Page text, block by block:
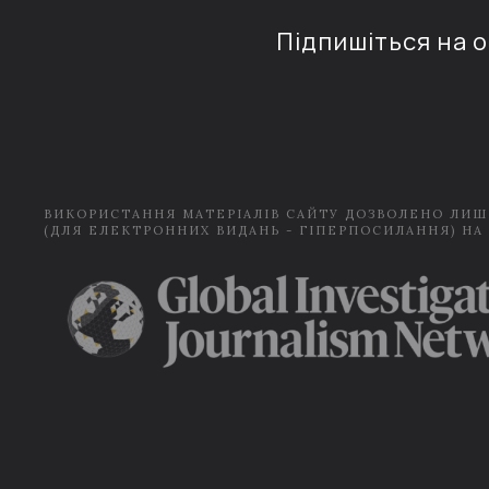
Підпишіться на
ВИКОРИСТАННЯ МАТЕРІАЛІВ САЙТУ ДОЗВОЛЕНО
(ДЛЯ ЕЛЕКТРОННИХ ВИДАНЬ - ГІПЕРПОСИЛАННЯ) НА